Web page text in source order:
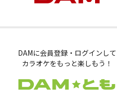
DAMに会員登録・ログインして
カラオケをもっと楽しもう！